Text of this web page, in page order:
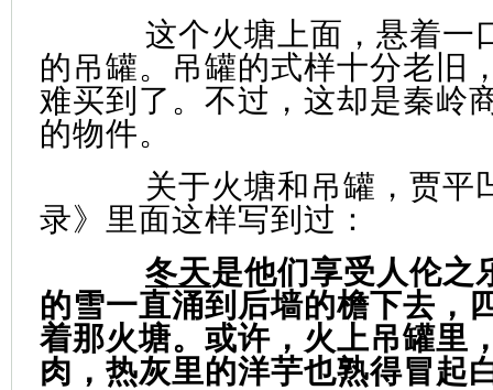
这个火塘上面，悬着一
的吊罐。吊罐的式样十分老旧
难买到了。不过，这却是秦岭
的物件。
关于火塘和吊罐，贾平
录》里面这样写到过：
冬天是他们享受人伦之
的雪一直涌到后墙的檐下去，
着那火塘。或许，火上吊罐里
肉，热灰里的洋芋也熟得冒起